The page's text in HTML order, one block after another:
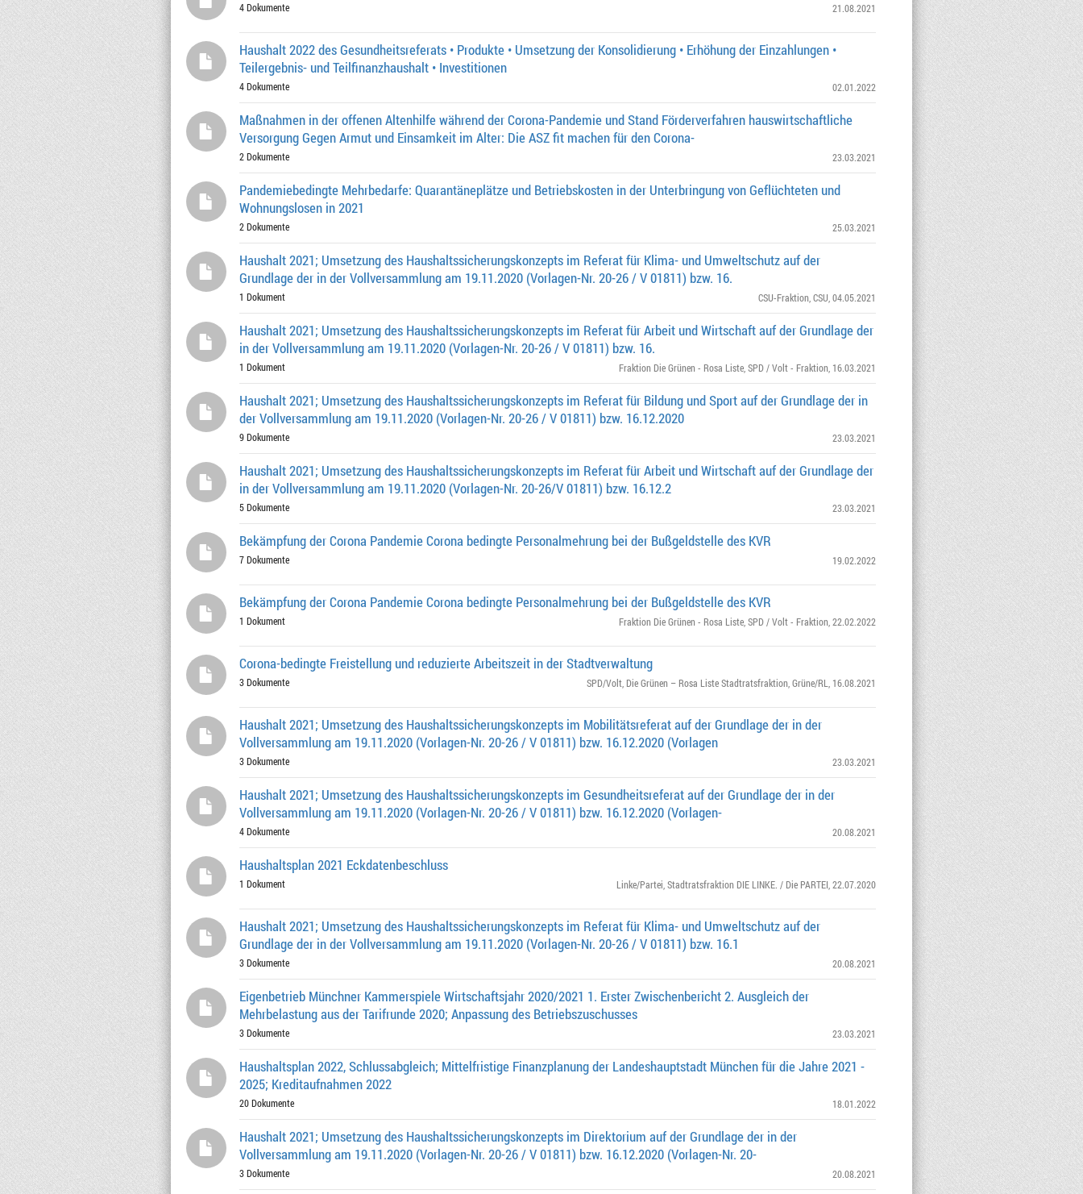
4 Dokumente 21.08.2021
Haushalt 2022 des Gesundheitsreferats • Produkte • Umsetzung der Konsolidierung • Erhöhung der Einzahlungen •
Teilergebnis- und Teilfinanzhaushalt • Investitionen
4 Dokumente 02.01.2022
Maßnahmen in der offenen Altenhilfe während der Corona-Pandemie und Stand Förderverfahren hauswirtschaftliche
Versorgung Gegen Armut und Einsamkeit im Alter: Die ASZ fit machen für den Corona-
2 Dokumente 23.03.2021
Pandemiebedingte Mehrbedarfe: Quarantäneplätze und Betriebskosten in der Unterbringung von Geflüchteten und
Wohnungslosen in 2021
2 Dokumente 25.03.2021
Haushalt 2021; Umsetzung des Haushaltssicherungskonzepts im Referat für Klima- und Umweltschutz auf der
Grundlage der in der Vollversammlung am 19.11.2020 (Vorlagen-Nr. 20-26 / V 01811) bzw. 16.
1 Dokument CSU-Fraktion CSU , 04.05.2021
Haushalt 2021; Umsetzung des Haushaltssicherungskonzepts im Referat für Arbeit und Wirtschaft auf der Grundlage der
in der Vollversammlung am 19.11.2020 (Vorlagen-Nr. 20-26 / V 01811) bzw. 16.
1 Dokument Fraktion Die Grünen - Rosa Liste, SPD / Volt - Fraktion , 16.03.2021
Haushalt 2021; Umsetzung des Haushaltssicherungskonzepts im Referat für Bildung und Sport auf der Grundlage der in
der Vollversammlung am 19.11.2020 (Vorlagen-Nr. 20-26 / V 01811) bzw. 16.12.2020
9 Dokumente 23.03.2021
Haushalt 2021; Umsetzung des Haushaltssicherungskonzepts im Referat für Arbeit und Wirtschaft auf der Grundlage der
in der Vollversammlung am 19.11.2020 (Vorlagen-Nr. 20-26/V 01811) bzw. 16.12.2
5 Dokumente 23.03.2021
Bekämpfung der Corona Pandemie Corona bedingte Personalmehrung bei der Bußgeldstelle des KVR
7 Dokumente 19.02.2022
Bekämpfung der Corona Pandemie Corona bedingte Personalmehrung bei der Bußgeldstelle des KVR
1 Dokument Fraktion Die Grünen - Rosa Liste, SPD / Volt - Fraktion , 22.02.2022
Corona-bedingte Freistellung und reduzierte Arbeitszeit in der Stadtverwaltung
3 Dokumente SPD/Volt, Die Grünen – Rosa Liste Stadtratsfraktion Grüne/RL , 16.08.2021
Haushalt 2021; Umsetzung des Haushaltssicherungskonzepts im Mobilitätsreferat auf der Grundlage der in der
Vollversammlung am 19.11.2020 (Vorlagen-Nr. 20-26 / V 01811) bzw. 16.12.2020 (Vorlagen
3 Dokumente 23.03.2021
Haushalt 2021; Umsetzung des Haushaltssicherungskonzepts im Gesundheitsreferat auf der Grundlage der in der
Vollversammlung am 19.11.2020 (Vorlagen-Nr. 20-26 / V 01811) bzw. 16.12.2020 (Vorlagen-
4 Dokumente 20.08.2021
Haushaltsplan 2021 Eckdatenbeschluss
1 Dokument Linke/Partei Stadtratsfraktion DIE LINKE. / Die PARTEI , 22.07.2020
Haushalt 2021; Umsetzung des Haushaltssicherungskonzepts im Referat für Klima- und Umweltschutz auf der
Grundlage der in der Vollversammlung am 19.11.2020 (Vorlagen-Nr. 20-26 / V 01811) bzw. 16.1
3 Dokumente 20.08.2021
Eigenbetrieb Münchner Kammerspiele Wirtschaftsjahr 2020/2021 1. Erster Zwischenbericht 2. Ausgleich der
Mehrbelastung aus der Tarifrunde 2020; Anpassung des Betriebszu­schusses
3 Dokumente 23.03.2021
Haushaltsplan 2022, Schlussabgleich; Mittelfristige Finanzplanung der Landeshauptstadt München für die Jahre 2021 -
2025; Kreditaufnahmen 2022
20 Dokumente 18.01.2022
Haushalt 2021; Umsetzung des Haushaltssicherungskonzepts im Direktorium auf der Grundlage der in der
Vollversammlung am 19.11.2020 (Vorlagen-Nr. 20-26 / V 01811) bzw. 16.12.2020 (Vorlagen-Nr. 20-
3 Dokumente 20.08.2021